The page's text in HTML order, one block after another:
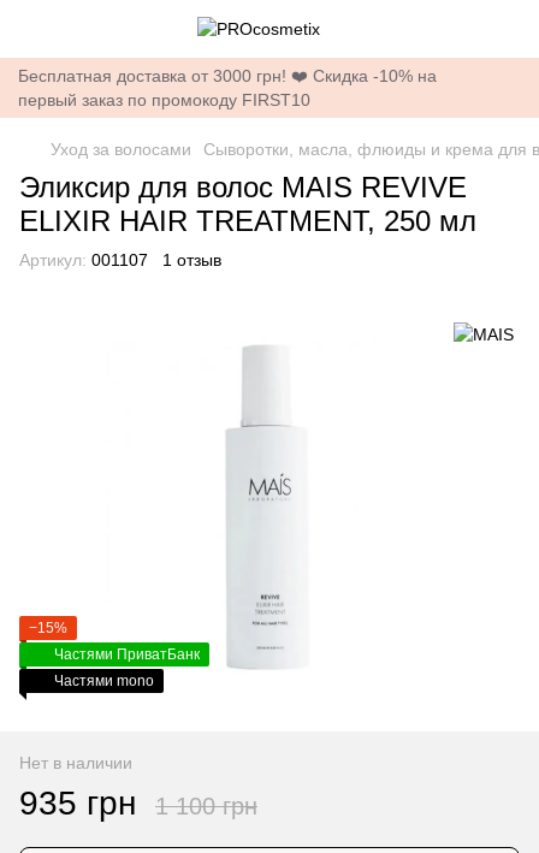
Бесплатная доставка от 3000 грн! ❤️ Скидка -10% на
первый заказ по промокоду FIRST10
Уход за волосами Сыворотки, масла, флюиды и крема для
Эликсир для волос MAIS REVIVE
ELIXIR HAIR TREATMENT, 250 мл
Артикул: 001107 1 отзыв
−15%
Частями ПриватБанк
Частями mono
Нет в наличии
935 грн 1 100 грн